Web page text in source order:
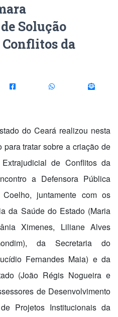
Solução
da
do Ceará realizou nesta
tratar sobre a criação de
de Conflitos da
a Defensora Pública
juntamente com os
da Saúde do Estado (Maria
Ximenes, Liliane Alves
da Secretaria do
Fernandes Maia) e da
(João Régis Nogueira e
de Desenvolvimento
Projetos Institucionais da